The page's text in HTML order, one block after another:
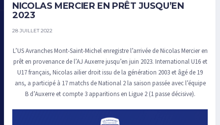
NICOLAS MERCIER EN PRÊT JUSQU’EN
2023
28 JUILLET 2022
L’US Avranches Mont-Saint-Michel enregistre l’arrivée de Nicolas Mercier en
prêt en provenance de l’AJ Auxerre jusqu’en juin 2023. International U16 et
U17 français, Nicolas ailier droit issu de la génération 2003 et âgé de 19
ans, a participé à 17 matchs de National 2 la saison passée avec l’équipe
B d’Auxerre et compte 3 apparitions en Ligue 2 (1 passe décisive).